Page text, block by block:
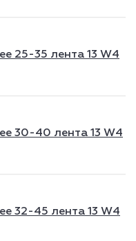
25-35 лента 13 W4
30-40 лента 13 W4
32-45 лента 13 W4